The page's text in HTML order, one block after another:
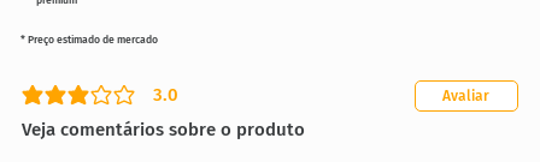
3.0
classificação média é 3 de 5
Veja comentários sobre o produto
Avaliar
* Preço estimado de mercado